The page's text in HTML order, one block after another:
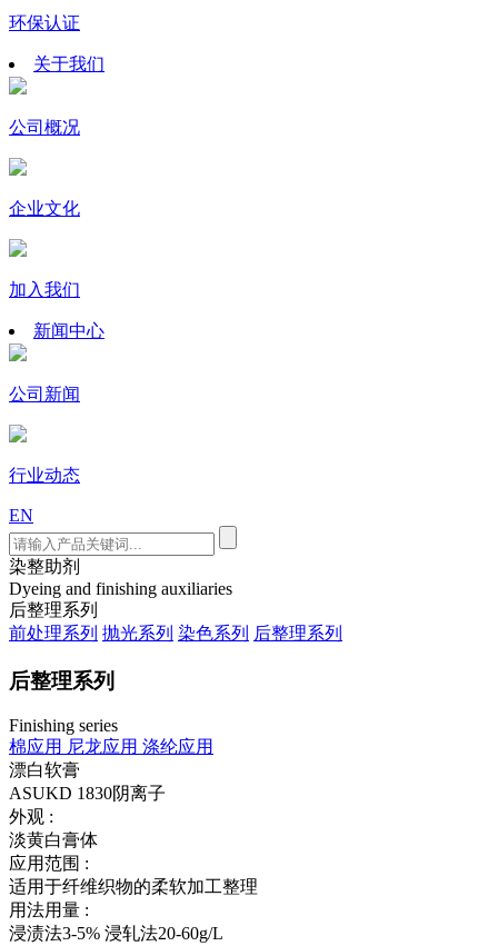
环保认证
关于我们
公司概况
企业文化
加入我们
新闻中心
公司新闻
行业动态
EN
染整助剂
Dyeing and finishing auxiliaries
后整理系列
前处理系列 抛光系列 染色系列 后整理系列
后整理系列
Finishing series
棉应用 尼龙应用 涤纶应用
漂白软膏
ASUKD 1830阴离子
外观 :
淡黄白膏体
应用范围 :
适用于纤维织物的柔软加工整理
用法用量 :
浸渍法3-5% 浸轧法20-60g/L